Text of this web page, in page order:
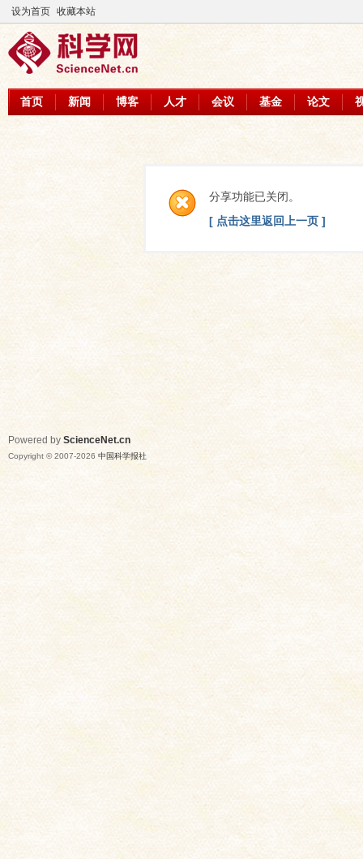
设为首页 收藏本站
首页 新闻 博客 人才 会议 基金 论文
分享功能已关闭。
[ 点击这里返回上一页 ]
Powered by ScienceNet.cn
Copyright © 2007-2026 中国科学报社